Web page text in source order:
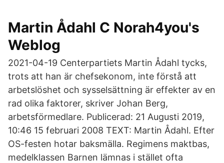
Martin Ådahl C Norah4you's
Weblog
2021-04-19 Centerpartiets Martin Ådahl tycks,
trots att han är chefsekonom, inte förstå att
arbetslöshet och sysselsättning är effekter av en
rad olika faktorer, skriver Johan Berg,
arbetsförmedlare. Publicerad: 21 Augusti 2019,
10:46 15 februari 2008 TEXT: Martin Ådahl. Efter
OS-festen hotar baksmälla. Regimens maktbas,
medelklassen Barnen lämnas i stället ofta